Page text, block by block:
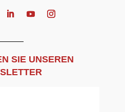
SIE UNSEREN